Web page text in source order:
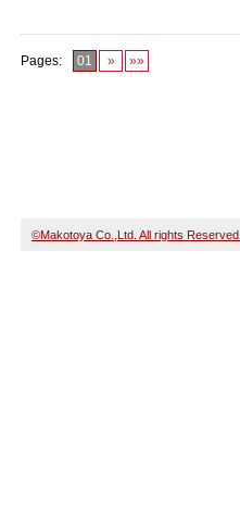
Pages: 01 » »»
©Makotoya Co.,Ltd. All rights Reserved.